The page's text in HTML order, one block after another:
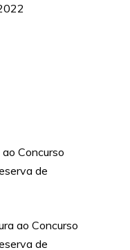
Concurso
de
ao Concurso
de